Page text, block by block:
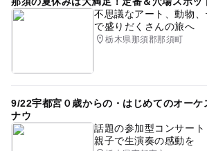
不思議なアート、動物
で盛りだくさんの旅へ
栃木県那須郡那須町
9/22宇都宮０歳からの・はじめてのオーケ
ナウ
話題の参加型コンサート
親子で生演奏の感動を